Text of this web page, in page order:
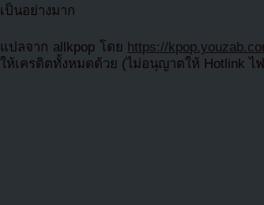
เป็นอย่างมาก
แปลจาก allkpop โดย https://
ให้เครดิตทั้งหมดด้วย (ไม่อนุญาตให้ Hotlink ไ